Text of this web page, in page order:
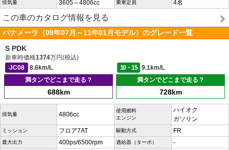
排気量 3605～4806cc 乗車定員 4名
この車のカタログ情報を見る
パナメーラ（09年07月～11年01月モデル）のグレード一覧
S PDK
新車時価格1374万円(税込)
JC08
8.6km/L 10・15
9.1km/L
満タンでどこまで走る？
688km
満タンでどこまで走る？
728km
排気量 4806cc
使用燃料
エンジン
ハイオク
ガソリン
ミッション フロア7AT 駆動方式 FR
最大出力 400ps/6500rpm 過給器（ターボ） -